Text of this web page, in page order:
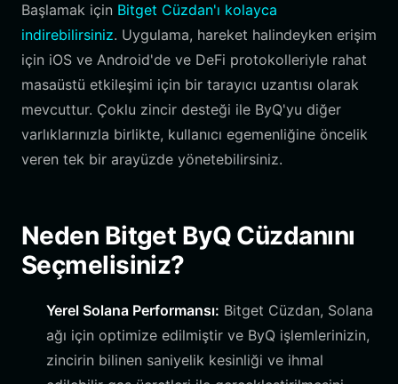
Başlamak için Bitget Cüzdan'ı kolayca
indirebilirsiniz. Uygulama, hareket halindeyken erişim
için iOS ve Android'de ve DeFi protokolleriyle rahat
masaüstü etkileşimi için bir tarayıcı uzantısı olarak
mevcuttur. Çoklu zincir desteği ile ByQ'yu diğer
varlıklarınızla birlikte, kullanıcı egemenliğine öncelik
veren tek bir arayüzde yönetebilirsiniz.
Neden Bitget ByQ Cüzdanını
Seçmelisiniz?
Yerel Solana Performansı: Bitget Cüzdan, Solana
ağı için optimize edilmiştir ve ByQ işlemlerinizin,
zincirin bilinen saniyelik kesinliği ve ihmal